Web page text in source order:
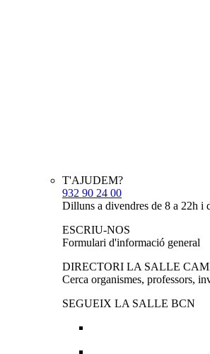
T'AJUDEM?
932 90 24 00
Dilluns a divendres de 8 a 22h i
ESCRIU-NOS
Formulari d'informació general
DIRECTORI LA SALLE
Cerca organismes, professors,
SEGUEIX LA SALLE BCN